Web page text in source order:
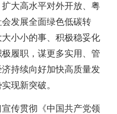
大高水平对外开放、粤
发展全面绿色低碳转
小小的事、积极稳妥化
履职，谋更多实用、管
持续向好加快高质量发
现新突破。
传贯彻《中国共产党领